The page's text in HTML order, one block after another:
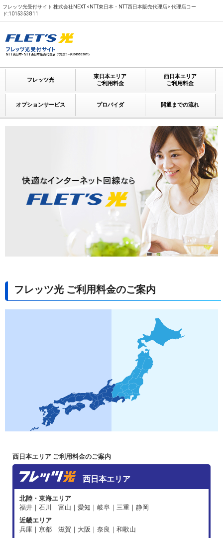
フレッツ光受付サイト 株式会社NEXT <NTT東日本・NTT西日本販売代理店> 代理店コー
ド:1015353811
フレッツ光
東日本エリア
ご利用料金
西日本エリア
ご利用料金
オプションサービス プロバイダ 開通までの流れ
フレッツ光 ご利用料金のご案内
西日本エリア ご利用料金のご案内
西日本エリア
北陸・東海エリア
福井｜石川｜富山｜愛知｜岐阜｜三重｜静岡
近畿エリア
兵庫｜京都｜滋賀｜大阪｜奈良｜和歌山